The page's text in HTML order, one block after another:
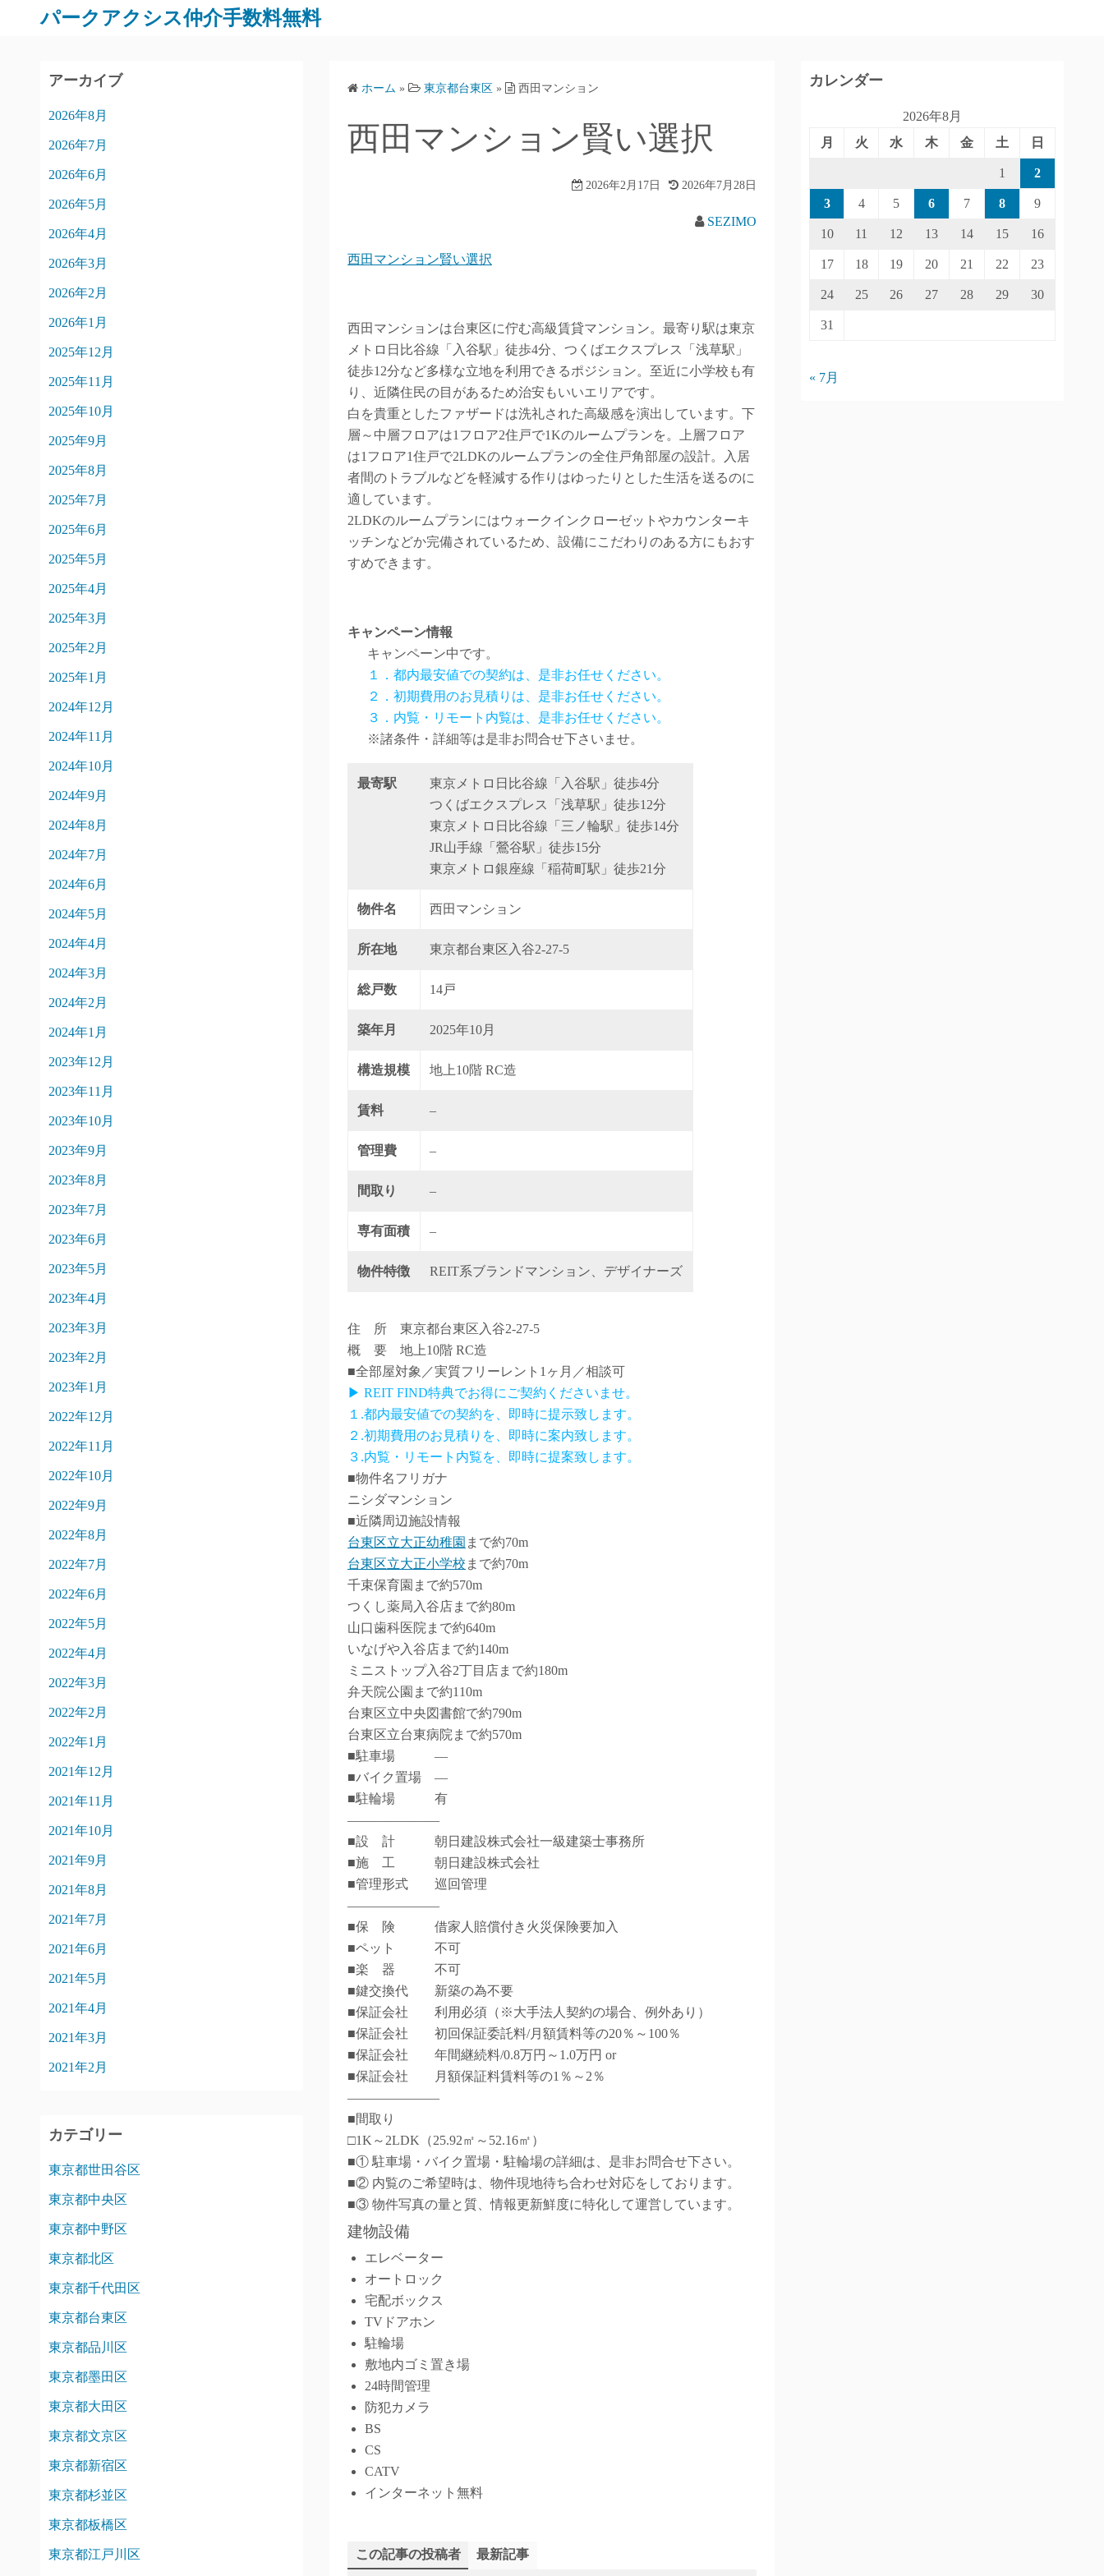
パークアクシス仲介手数料無料
ホーム » 東京都台東区 » 西田マンション
西田マンション賢い選択
2026年2月17日 2026年7月28日
SEZIMO
西田マンション賢い選択
西田マンションは台東区に佇む高級賃貸マンション。最寄り駅は東京
メトロ日比谷線「入谷駅」徒歩4分、つくばエクスプレス「浅草駅」
徒歩12分など多様な立地を利用できるポジション。至近に小学校も有
り、近隣住民の目があるため治安もいいエリアです。
白を貴重としたファザードは洗礼された高級感を演出しています。下
層～中層フロアは1フロア2住戸で1Kのルームプランを。上層フロア
は1フロア1住戸で2LDKのルームプランの全住戸角部屋の設計。入居
者間のトラブルなどを軽減する作りはゆったりとした生活を送るのに
適しています。
2LDKのルームプランにはウォークインクローゼットやカウンターキ
ッチンなどか完備されているため、設備にこだわりのある方にもおす
すめできます。
キャンペーン情報
キャンペーン中です。
１．都内最安値での契約は、是非お任せください。
２．初期費用のお見積りは、是非お任せください。
３．内覧・リモート内覧は、是非お任せください。
※諸条件・詳細等は是非お問合せ下さいませ。
最寄駅
東京メトロ日比谷線「入谷駅」徒歩4分
つくばエクスプレス「浅草駅」徒歩12分
東京メトロ日比谷線「三ノ輪駅」徒歩14分
JR山手線「鶯谷駅」徒歩15分
東京メトロ銀座線「稲荷町駅」徒歩21分
物件名 西田マンション
所在地 東京都台東区入谷2-27-5
総戸数 14戸
築年月 2025年10月
構造規模 地上10階 RC造
賃料 –
管理費 –
間取り –
専有面積 –
物件特徴 REIT系ブランドマンション、デザイナーズ
住 所 東京都台東区入谷2-27-5
概 要 地上10階 RC造
■全部屋対象／実質フリーレント1ヶ月／相談可
▶ REIT FIND特典でお得にご契約くださいませ。
１.都内最安値での契約を、即時に提示致します。
２.初期費用のお見積りを、即時に案内致します。
３.内覧・リモート内覧を、即時に提案致します。
■物件名フリガナ
ニシダマンション
■近隣周辺施設情報
台東区立大正幼稚園 まで約70m
台東区立大正小学校 まで約70m
千束保育園まで約570m
つくし薬局入谷店まで約80m
山口歯科医院まで約640m
いなげや入谷店まで約140m
ミニストップ入谷2丁目店まで約180m
弁天院公園まで約110m
台東区立中央図書館で約790m
台東区立台東病院まで約570m
■駐車場 ―
■バイク置場 ―
■駐輪場 有
―――――――
■設 計 朝日建設株式会社一級建築士事務所
■施 工 朝日建設株式会社
■管理形式 巡回管理
―――――――
■保 険 借家人賠償付き火災保険要加入
■ペット 不可
■楽 器 不可
■鍵交換代 新築の為不要
■保証会社 利用必須（※大手法人契約の場合、例外あり）
■保証会社 初回保証委託料/月額賃料等の20％～100％
■保証会社 年間継続料/0.8万円～1.0万円 or
■保証会社 月額保証料賃料等の1％～2％
―――――――
■間取り
□1K～2LDK（25.92㎡～52.16㎡）
■① 駐車場・バイク置場・駐輪場の詳細は、是非お問合せ下さい。
■② 内覧のご希望時は、物件現地待ち合わせ対応をしております。
■③ 物件写真の量と質、情報更新鮮度に特化して運営しています。
建物設備
エレベーター
オートロック
宅配ボックス
TVドアホン
駐輪場
敷地内ゴミ置き場
24時間管理
防犯カメラ
BS
CS
CATV
インターネット無料
この記事の投稿者 最新記事
アーカイブ
2026年8月
2026年7月
2026年6月
2026年5月
2026年4月
2026年3月
2026年2月
2026年1月
2025年12月
2025年11月
2025年10月
2025年9月
2025年8月
2025年7月
2025年6月
2025年5月
2025年4月
2025年3月
2025年2月
2025年1月
2024年12月
2024年11月
2024年10月
2024年9月
2024年8月
2024年7月
2024年6月
2024年5月
2024年4月
2024年3月
2024年2月
2024年1月
2023年12月
2023年11月
2023年10月
2023年9月
2023年8月
2023年7月
2023年6月
2023年5月
2023年4月
2023年3月
2023年2月
2023年1月
2022年12月
2022年11月
2022年10月
2022年9月
2022年8月
2022年7月
2022年6月
2022年5月
2022年4月
2022年3月
2022年2月
2022年1月
2021年12月
2021年11月
2021年10月
2021年9月
2021年8月
2021年7月
2021年6月
2021年5月
2021年4月
2021年3月
2021年2月
カテゴリー
東京都世田谷区
東京都中央区
東京都中野区
東京都北区
東京都千代田区
東京都台東区
東京都品川区
東京都墨田区
東京都大田区
東京都文京区
東京都新宿区
東京都杉並区
東京都板橋区
東京都江戸川区
カレンダー
2026年8月
月
火 水 木 金 土 日
1 2
3 4 5 6 7 8 9
10 11 12 13 14 15 16
17 18 19 20 21 22 23
24 25 26 27 28 29 30
31
« 7月